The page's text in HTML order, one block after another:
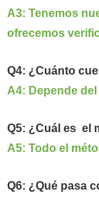
A3: Tenemos
ofrecemos
Q4: ¿Cuánto
A4: Depende
Q5: ¿Cuál es el
A5: Todo el
Q6: ¿Qué pasa